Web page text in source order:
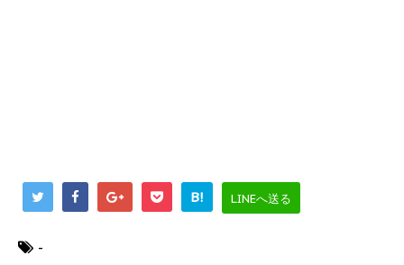
B! LINEへ送る
-